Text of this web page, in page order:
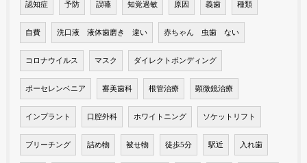
認知症 予防 誤嚥 知覚過敏 原因 義歯 種類
自費 洗口液 液体歯磨き 違い 赤ちゃん 虫歯 ない
コロナウイルス マスク ダイレクトボンディング
ポーセレンベニア 審美歯科 根管治療 顕微鏡治療
インプラント 口腔外科 ホワイトニング ソケットリフト
ブリーチング 詰め物 被せ物 徒歩5分 駅近 入れ歯